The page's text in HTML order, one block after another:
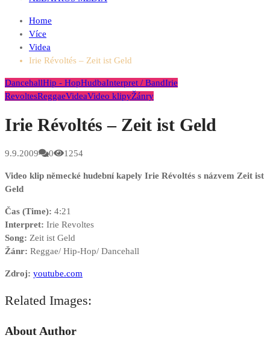
Home
Více
Videa
Irie Révoltés – Zeit ist Geld
DancehallHip - HopHudbaInterpret / BandIrie
RevoltesReggaeVideaVideo klipyŽánry
Irie Révoltés – Zeit ist Geld
9.9.2009 0 1254
Video klip německé hudební kapely Irie Révoltés s názvem Zeit ist
Geld
Čas (Time): 4:21
Interpret: Irie Revoltes
Song: Zeit ist Geld
Žánr: Reggae/ Hip-Hop/ Dancehall
Zdroj: youtube.com
Related Images:
About Author